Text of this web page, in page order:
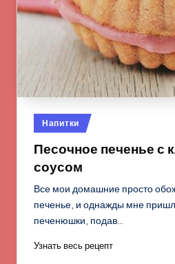
Опубликовано
в
Напитки
Песочное печенье с
соусом
Все мои домашние просто
печенье, и однажды мне
печенюшки, подав…
Узнать весь рецепт